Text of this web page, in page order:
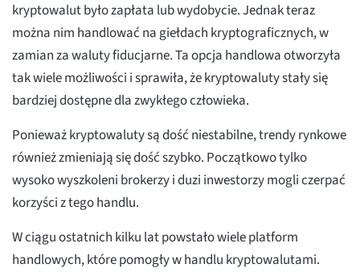
kryptowalut było zapłata lub wydobycie. Jednak teraz
można nim handlować na giełdach kryptograficznych, w
zamian za waluty fiducjarne. Ta opcja handlowa otworzyła
tak wiele możliwości i sprawiła, że kryptowaluty stały się
bardziej dostępne dla zwykłego człowieka.
Ponieważ kryptowaluty są dość niestabilne, trendy rynkowe
również zmieniają się dość szybko. Początkowo tylko
wysoko wyszkoleni brokerzy i duzi inwestorzy mogli czerpać
korzyści z tego handlu.
W ciągu ostatnich kilku lat powstało wiele platform
handlowych, które pomogły w handlu kryptowalutami.